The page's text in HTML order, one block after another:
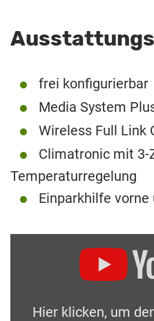
frei konfigurierbar
Media System
Wireless Full Link
Climatronic mit 3-
Temperaturregelung
Einparkhilfe vorne
Hier klicken, um